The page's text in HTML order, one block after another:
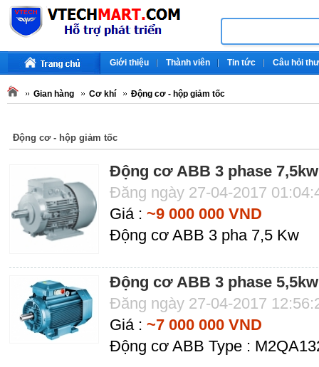
Giới thiệu Thành viên Tin tức Câu hỏi
Gian hàng Cơ khí Động cơ - hộp giảm tốc
Động cơ - hộp giảm tốc
Động cơ ABB 3 phase 7,5kw
Đăng ngày 27-04-2017
Giá : ~9 000 000 VND
Động cơ ABB 3 pha 7,5 Kw
Động cơ ABB 3 phase 5,5kw
Đăng ngày 27-04-2017
Giá : ~7 000 000 VND
Động cơ ABB Type :